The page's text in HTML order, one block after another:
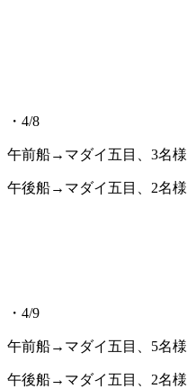
・4/8
午前船→マダイ五目、3名様
午後船→マダイ五目、2名様
・4/9
午前船→マダイ五目、5名様
午後船→マダイ五目、2名様